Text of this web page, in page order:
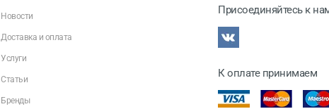
Новости
Доставка и оплата
Услуги
Статьи
Бренды
Присоединяйтесь к
К оплате принимаем